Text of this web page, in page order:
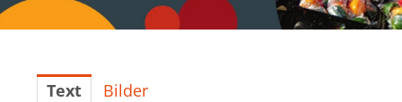
Text Bilder